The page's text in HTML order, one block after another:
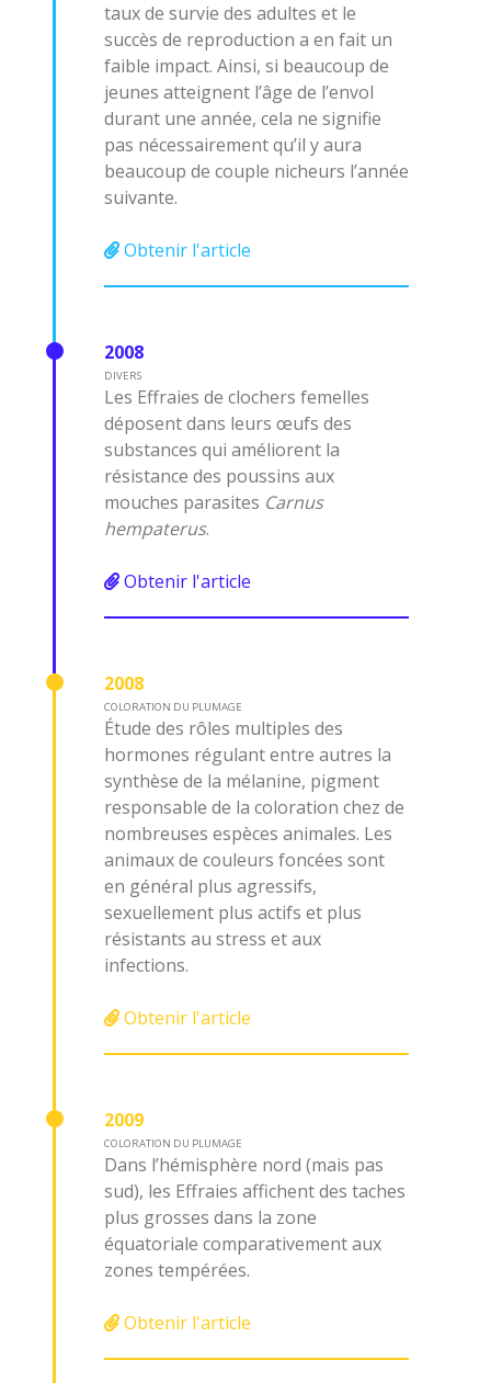
taux de survie des adultes et le
succès de reproduction a en fait un
faible impact. Ainsi, si beaucoup de
jeunes atteignent l’âge de l’envol
durant une année, cela ne signifie
pas nécessairement qu’il y aura
beaucoup de couple nicheurs l’année
suivante.
Obtenir l'article
2008
DIVERS
Les Effraies de clochers femelles
déposent dans leurs œufs des
substances qui améliorent la
résistance des poussins aux
mouches parasites Carnus
hempaterus.
Obtenir l'article
2008
COLORATION DU PLUMAGE
Étude des rôles multiples des
hormones régulant entre autres la
synthèse de la mélanine, pigment
responsable de la coloration chez de
nombreuses espèces animales. Les
animaux de couleurs foncées sont
en général plus agressifs,
sexuellement plus actifs et plus
résistants au stress et aux
infections.
Obtenir l'article
2009
COLORATION DU PLUMAGE
Dans l’hémisphère nord (mais pas
sud), les Effraies affichent des taches
plus grosses dans la zone
équatoriale comparativement aux
zones tempérées.
Obtenir l'article